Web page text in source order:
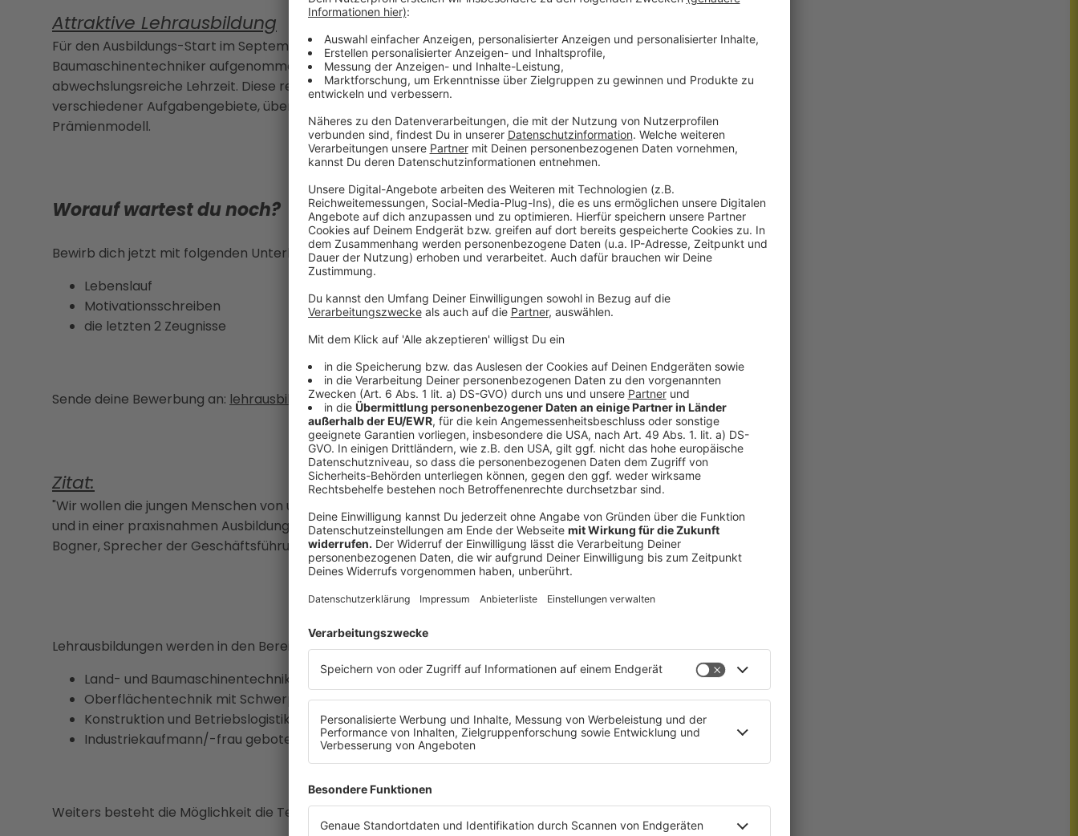
Attraktive Lehrausbildung
Für den Ausbildungs-Start im September werden aktuell noch angehende Land- und
Baumaschinentechniker aufgenommen. Im Rahmen ihrer Ausbildung erwartet die Lehrlinge eine
abwechslungsreiche Lehrzeit. Diese reicht von einem Rotationsprinzip zum Kennenlernen
verschiedener Aufgabengebiete, über Einsätze im In- und Ausland bis hin zu einem attraktiven
Prämienmodell.
Worauf wartest du noch?
Bewirb dich jetzt mit folgenden Unterlagen:
Lebenslauf
Motivationsschreiben
die letzten 2 Zeugnisse
Sende deine Bewerbung an: lehrausbildung.linz@wackerneuson.com
Zitat:
"Wir wollen die jungen Menschen von unseren Produkten und unserem Unternehmen begeistern
und in einer praxisnahmen Ausbildung auf ihr weiteres Arbeitsleben vorbereiten." - Stefan
Bogner, Sprecher der Geschäftsführung der Wacker Neuson Linz GmbH.
Lehrausbildungen werden in den Bereichen
Land- und Baumaschinentechnik,
Oberflächentechnik mit Schwerpunkt Pulverbeschichtung,
Konstruktion und Betriebslogistik sowie als
Industriekaufmann/-frau geboten.
Weiters besteht die Möglichkeit die Teilqualifikation „Metall OÖ“ zu absolvieren.